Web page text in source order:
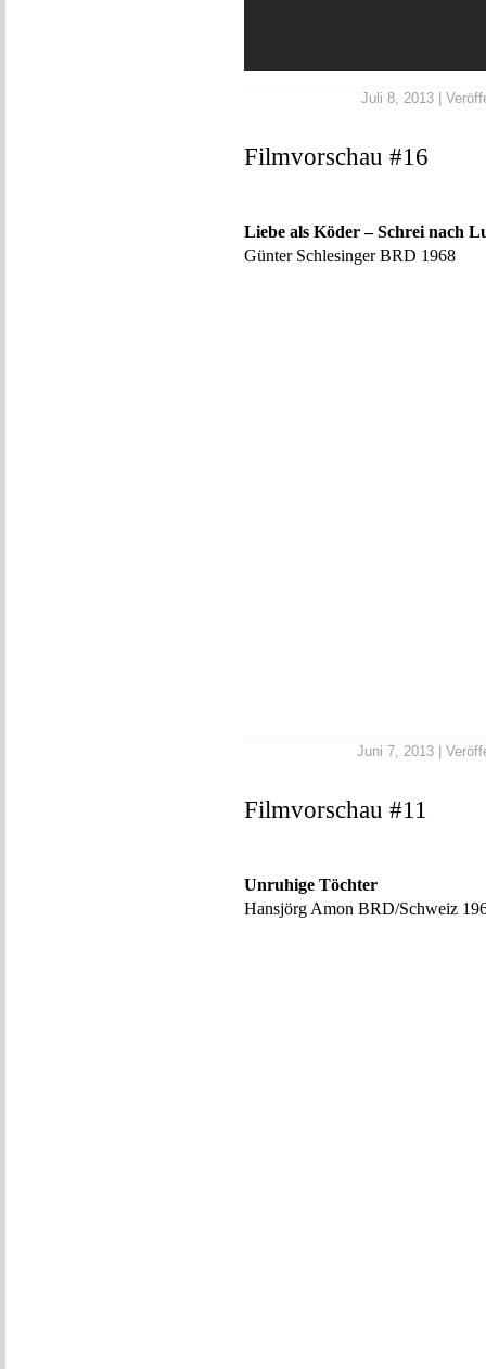
Juli 8, 2013 |
Filmvorschau #16
Liebe als Köder – Schrei nach
Günter Schlesinger BRD 1968
Juni 7, 2013 |
Filmvorschau #11
Unruhige Töchter
Hansjörg Amon BRD/Schweiz